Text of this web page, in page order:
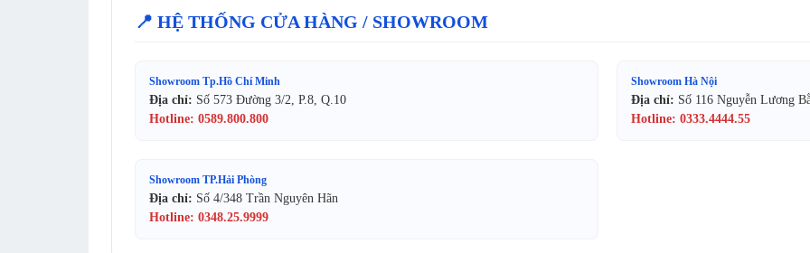
📍 HỆ THỐNG CỬA HÀNG / SHOWROOM
Showroom Tp.Hồ Chí Minh
Địa chỉ: Số 573 Đường 3/2, P.8, Q.10
Hotline: 0589.800.800
Showroom Hà Nội
Địa chỉ: Số 116 Nguyễn Lương
Hotline: 0333.4444.55
Showroom TP.Hải Phòng
Địa chỉ: Số 4/348 Trần Nguyên Hãn
Hotline: 0348.25.9999